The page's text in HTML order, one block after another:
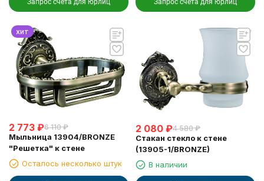
Запрос счета для юрлиц Запрос счета для юрлиц
хит
2 773 ₽6 110 ₽
Мыльница 13904/BRONZE
"Решетка" к стене
Осталось несколько штук
2 080 ₽4 580 ₽
Стакан стекло к стене
(13905-1/BRONZE)
В наличии